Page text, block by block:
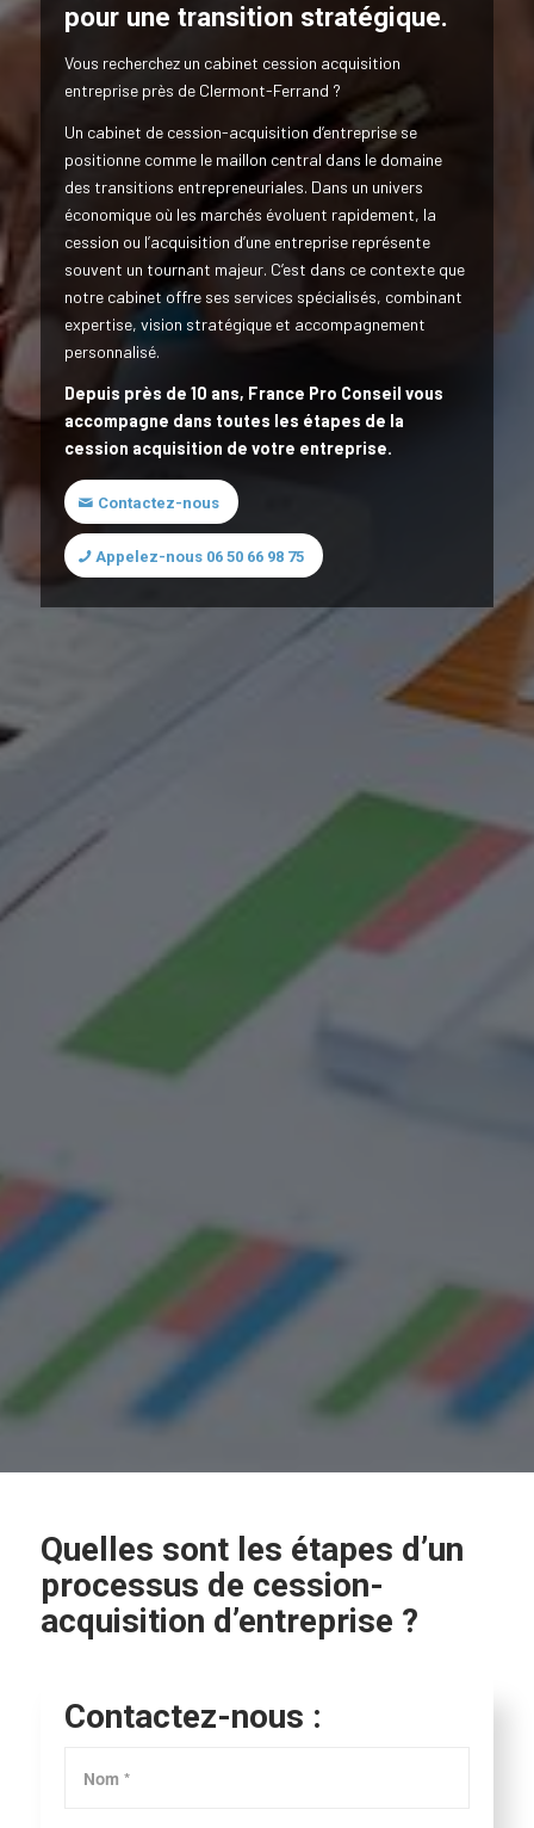
pour une transition stratégique.
Vous recherchez un cabinet cession acquisition
entreprise près de Clermont-Ferrand ?
Un cabinet de cession-acquisition d’entreprise se
positionne comme le maillon central dans le domaine
des transitions entrepreneuriales. Dans un univers
économique où les marchés évoluent rapidement, la
cession ou l’acquisition d’une entreprise représente
souvent un tournant majeur. C’est dans ce contexte que
notre cabinet offre ses services spécialisés, combinant
expertise, vision stratégique et accompagnement
personnalisé.
Depuis près de 10 ans, France Pro Conseil vous
accompagne dans toutes les étapes de la
cession acquisition de votre entreprise.
Contactez-nous
Appelez-nous 06 50 66 98 75
Quelles sont les étapes d’un
processus de cession-
acquisition d’entreprise ?
Contactez-nous :